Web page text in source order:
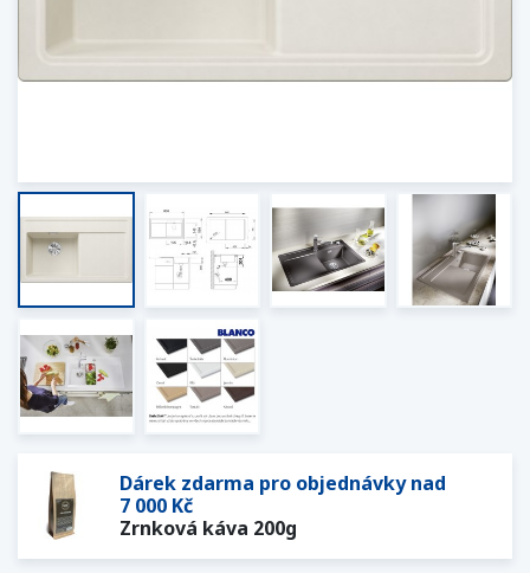
Dárek zdarma pro objednávky nad
7 000 Kč
Zrnková káva 200g